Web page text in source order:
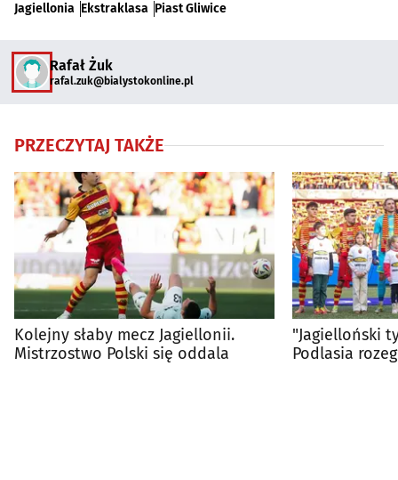
Jagiellonia Ekstraklasa Piast Gliwice
Rafał Żuk
rafal.zuk@bialystokonline.pl
PRZECZYTAJ TAKŻE
Kolejny słaby mecz Jagiellonii.
Mistrzostwo Polski się oddala
"Jagielloński
Podlasia